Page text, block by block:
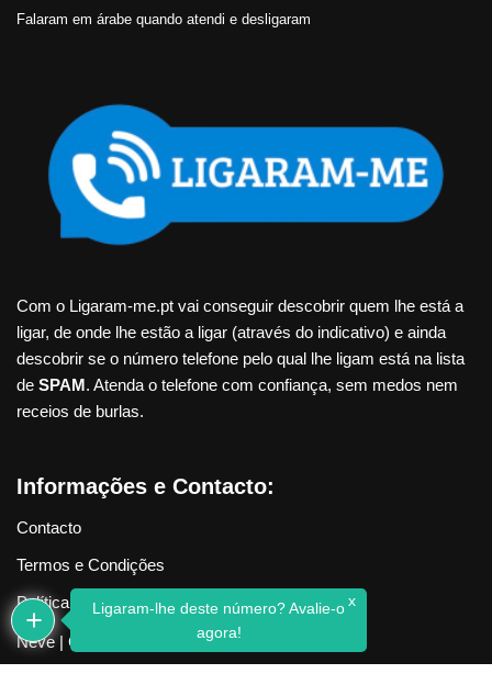
Falaram em árabe quando atendi e desligaram
Com o Ligaram-me.pt vai conseguir descobrir quem lhe está a
ligar, de onde lhe estão a ligar (através do indicativo) e ainda
descobrir se o número telefone pelo qual lhe ligam está na lista
de SPAM. Atenda o telefone com confiança, sem medos nem
receios de burlas.
Informações e Contacto:
Contacto
Termos e Condições
Política de Privacidade
Neve| Criado com WordPress
Ligaram-lhe deste número? Avalie-o
agora!
x